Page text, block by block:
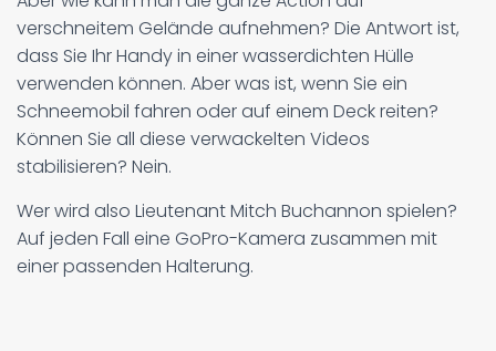
verschneitem Gelände aufnehmen? Die Antwort ist,
dass Sie Ihr Handy in einer wasserdichten Hülle
verwenden können. Aber was ist, wenn Sie ein
Schneemobil fahren oder auf einem Deck reiten?
Können Sie all diese verwackelten Videos
stabilisieren? Nein.
Wer wird also Lieutenant Mitch Buchannon spielen?
Auf jeden Fall eine GoPro-Kamera zusammen mit
einer passenden Halterung.